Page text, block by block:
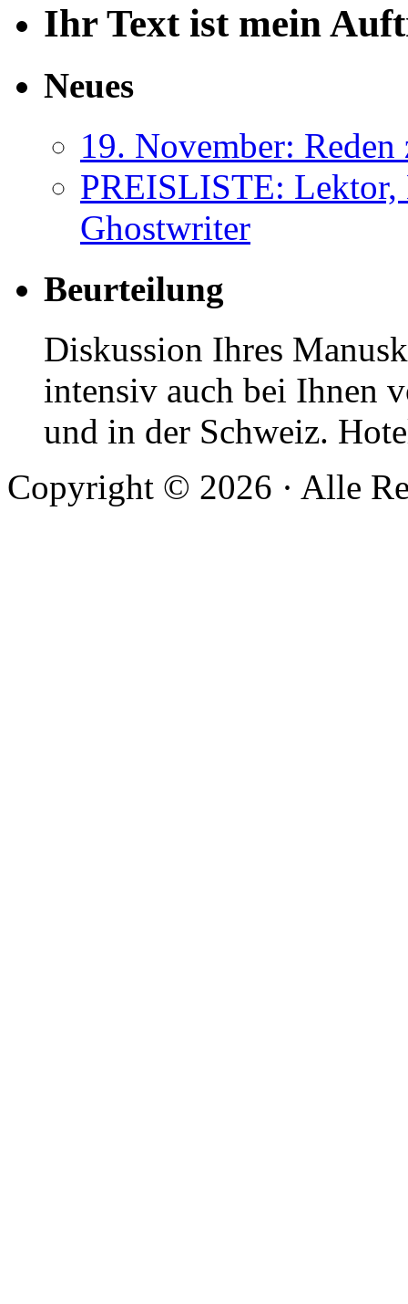
Ihr Text ist mein
Neues
19. November:
PREISLISTE: Lektor,
Ghostwriter
Beurteilung
Diskussion Ihres
intensiv auch bei Ihnen
und in der Schweiz.
Copyright © 2026 · Alle